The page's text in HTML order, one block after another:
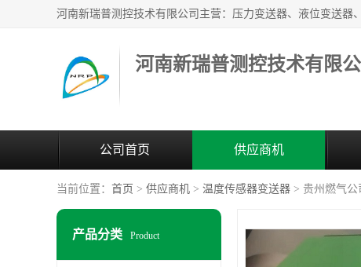
河南新瑞普测控技术有限
公司首页 供应商机
当前位置： 首页 > 供应商机 > 温度传感器变送器 > 贵州燃气公
产品分类 Product